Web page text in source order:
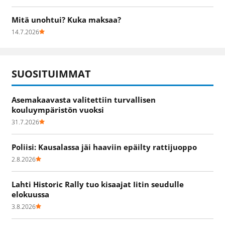
Mitä unohtui? Kuka maksaa?
14.7.2026
SUOSITUIMMAT
Asemakaavasta valitettiin turvallisen
kouluympäristön vuoksi
31.7.2026
Poliisi: Kausalassa jäi haaviin epäilty rattijuoppo
2.8.2026
Lahti Historic Rally tuo kisaajat Iitin seudulle
elokuussa
3.8.2026